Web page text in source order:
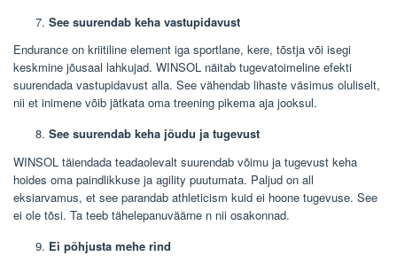
See suurendab keha vastupidavust
Endurance on kriitiline element iga sportlane, kere, tõstja või isegi
keskmine jõusaal lahkujad. WINSOL näitab tugevatoimeline efekti
suurendada vastupidavust alla. See vähendab lihaste väsimus oluliselt,
nii et inimene võib jätkata oma treening pikema aja jooksul.
See suurendab keha jõudu ja tugevust
WINSOL täiendada teadaolevalt suurendab võimu ja tugevust keha
hoides oma paindlikkuse ja agility puutumata. Paljud on all
eksiarvamus, et see parandab athleticism kuid ei hoone tugevuse. See
ei ole tõsi. Ta teeb tähelepanuväärne n nii osakonnad.
Ei põhjusta mehe rind